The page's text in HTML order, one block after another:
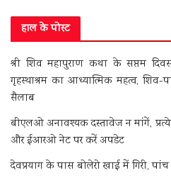
हाल के पोस्ट
श्री शिव महापुराण कथा के सप्तम
गृहस्थाश्रम का आध्यात्मिक महत्व, शिव-
सैलाब
बीएलओ अनावश्यक दस्तावेज न मांगें,
और ईआरओ नेट पर करें अपडेट
देवप्रयाग के पास बोलेरो खाई में गिरी,